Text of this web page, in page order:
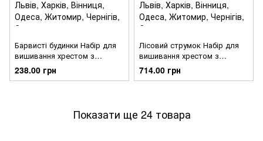
Барвисті будинки Набір для
вишивання хрестом з
друкованою схемою на
тканині Joy Sunday FA630
238.00 грн
Лісовий струмок Набір для
вишивання хрестом з
друкованою схемою на
тканині Joy Sunday FA625
714.00 грн
Показати ще 24 товара